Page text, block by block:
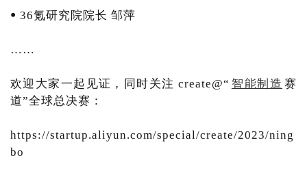
ꔷ 36氪研究院院长 邹萍
……
欢迎大家一起见证，同时关注 create@“ 智能制造 赛
道”全球总决赛：
https://startup.aliyun.com/special/create/2023/ning
bo